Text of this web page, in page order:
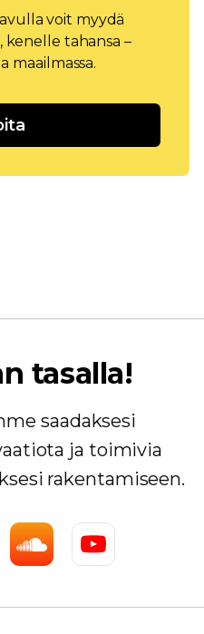
voit myydä
kenelle tahansa –
maailmassa.
tasalla!
saadaksesi
ja toimivia
rakentamiseen.